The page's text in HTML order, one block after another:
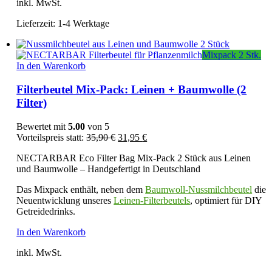
Varianten
Die
Optionen
der
werden
inkl. MwSt.
Lieferzeit: 1-4 Werktage
Mixpack 2 Stk.
In den Warenkorb
Filterbeutel Mix-Pack: Leinen + Baumwolle (2
Filter)
Bewertet mit5.00 von 5
Vorteilspreis statt: 35,90€ Ursprünglicher
war:
35,90 €
31,95€Aktueller
ist:
31,95 €.
NECTARBAR Eco Filter Bag Mix-Pack 2 Stück aus Leinen
und Baumwolle – Handgefertigt in Deutschland
Das Mixpack enthält, neben demBaumwoll-Nussmilchbeutel die
Neuentwicklung unseresLeinen-Filterbeutels, optimiert für DIY
Getreidedrinks.
In den Warenkorb
inkl. MwSt.